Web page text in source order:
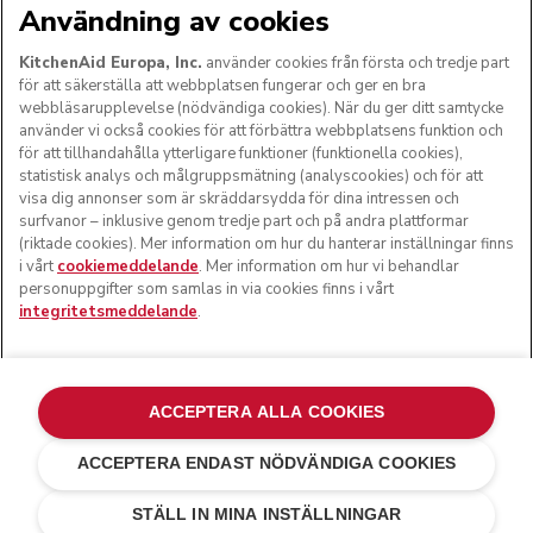
FÖLJ OSS
köksmaskinens design är varumärkesskyddade i USA och i
andra länder.
Hantera mina inställningar
Integritetsmeddelande
Cookiepolicy
Användning av cookies
KitchenAid Europa, Inc. använder cookies från första och tredje part
för att säkerställa att webbplatsen fungerar och ger en bra
webbläsarupplevelse (nödvändiga cookies). När du ger ditt samtycke
använder vi också cookies för att förbättra webbplatsens funktion och
för att tillhandahålla ytterligare funktioner (funktionella cookies),
statistisk analys och målgruppsmätning (analyscookies) och för att
visa dig annonser som är skräddarsydda för dina intressen och
surfvanor – inklusive genom tredje part och på andra plattformar
(riktade cookies). Mer information om hur du hanterar inställningar finns
i vårt cookiemeddelande. Mer information om hur vi behandlar
personuppgifter som samlas in via cookies finns i vårt
integritetsmeddelande.
STÄLL IN MINA INSTÄLLNINGAR
ACCEPTERA ENDAST NÖDVÄNDIGA COOKIES
ACCEPTERA ALLA COOKIES